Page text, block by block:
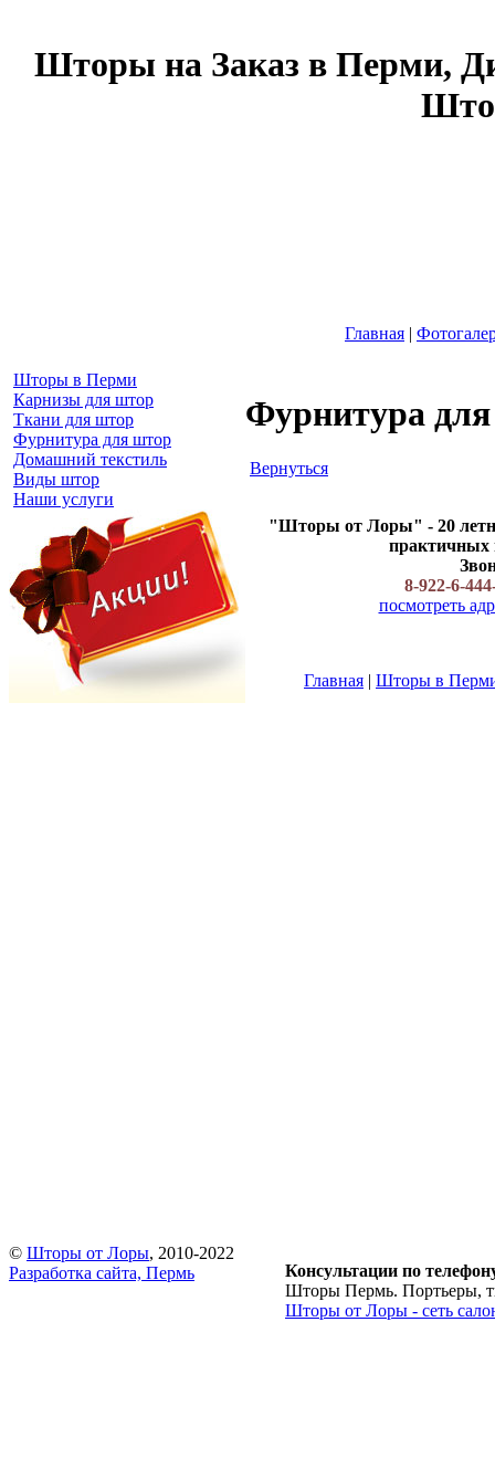
Шторы на Заказ в Перми,
Главная |
Шторы в Перми
Карнизы для штор
Ткани для штор
Фурнитура для штор
Домашний текстиль
Виды штор
Наши услуги
Фурнитура
Вернуться
"Шторы от Лоры" - 20
практичных
8-922-6-
посмотреть
Главная | Шторы в
© Шторы от Лоры, 2010-2022
Разработка сайта, Пермь
Консультации по
Шторы Пермь. Портьеры,
Шторы от Лоры - сеть